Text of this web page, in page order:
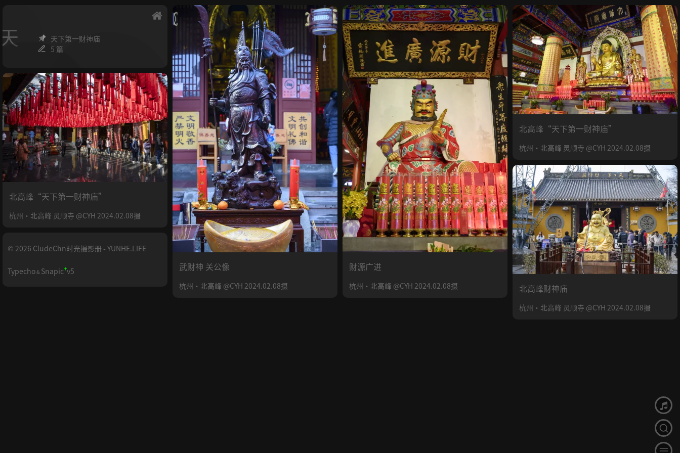
天下第一财神庙
5 篇
武财神 关公像
杭州·北高峰 @CYH 2024.02.08摄
财源广进
杭州·北高峰 @CYH 2024.02.08摄
北高峰“天下第一财神庙”
杭州·北高峰 灵顺寺 @CYH 2024.02.08摄
北高峰“天下第一财神庙”
杭州·北高峰 灵顺寺 @CYH 2024.02.08摄
北高峰财神庙
杭州·北高峰 灵顺寺 @CYH 2024.02.08摄
© 2026 CludeChn时光摄影册 - YUNHE.LIFE
Typecho& Snapic+v5